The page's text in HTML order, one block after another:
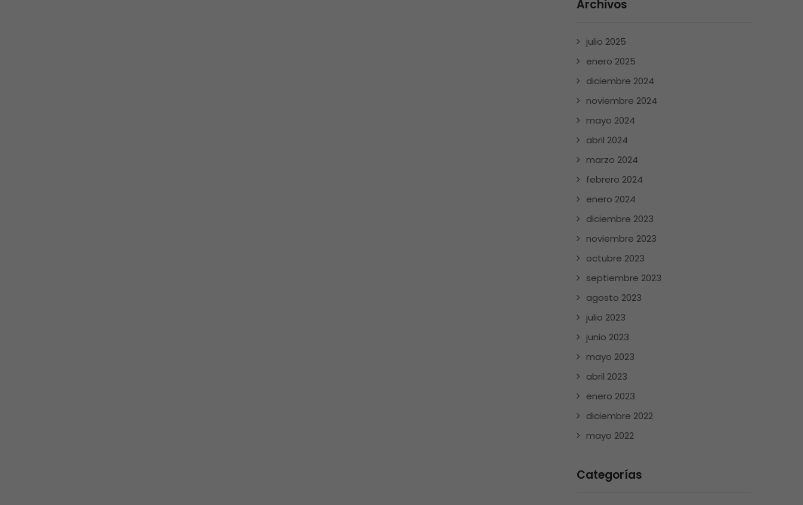
Archivos
julio 2025
enero 2025
diciembre 2024
noviembre 2024
mayo 2024
abril 2024
marzo 2024
febrero 2024
enero 2024
diciembre 2023
noviembre 2023
octubre 2023
septiembre 2023
agosto 2023
julio 2023
junio 2023
mayo 2023
abril 2023
enero 2023
diciembre 2022
mayo 2022
Categorías